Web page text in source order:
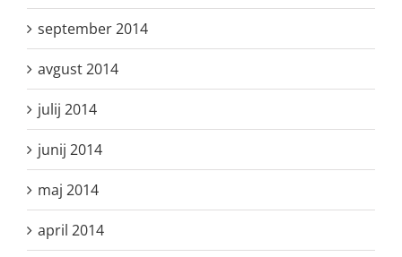
september 2014
avgust 2014
julij 2014
junij 2014
maj 2014
april 2014